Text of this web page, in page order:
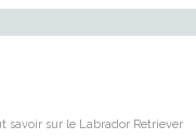
savoir sur le Labrador Retriever